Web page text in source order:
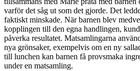
varför det såg ut som det gjorde. Det
faktiskt minskade. När barnen blev
kopplingen till den egna handlingen,
påverka resultatet. Matsamlingarna
nya grönsaker, exempelvis om en ny
till lunchen kan barnen få provsmaka
under en matsamling.